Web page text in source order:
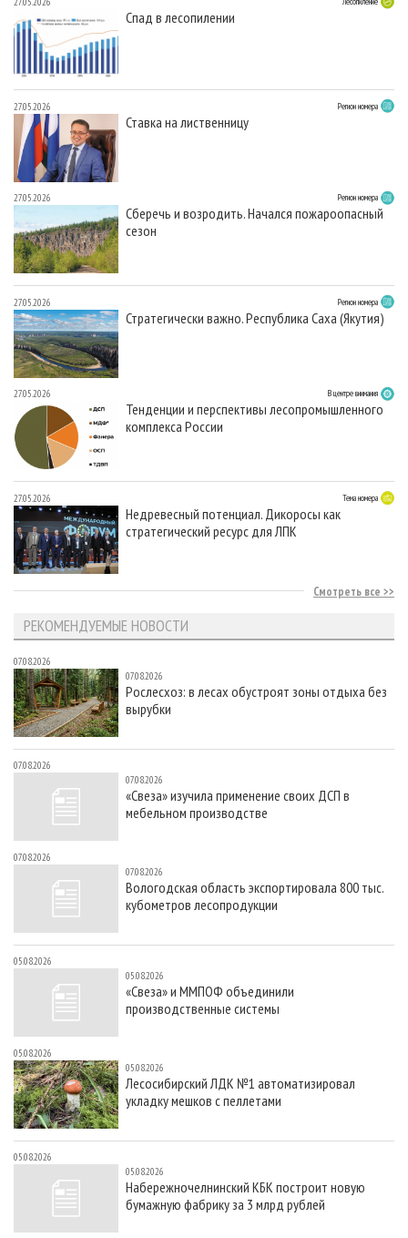
Спад в лесопилении
27.05.2026 Регион номера
Ставка на лиственницу
27.05.2026 Регион номера
Сберечь и возродить. Начался пожароопасный
сезон
27.05.2026 Регион номера
Стратегически важно. Республика Саха (Якутия)
27.05.2026 В центре внимания
Тенденции и перспективы лесопромышленного
комплекса России
27.05.2026 Тема номера
Недревесный потенциал. Дикоросы как
стратегический ресурс для ЛПК
Смотреть все
РЕКОМЕНДУЕМЫЕ НОВОСТИ
07.08.2026
07.08.2026
Рослесхоз: в лесах обустроят зоны отдыха без
вырубки
07.08.2026
07.08.2026
«Свеза» изучила применение своих ДСП в
мебельном производстве
07.08.2026
07.08.2026
Вологодская область экспортировала 800 тыс.
кубометров лесопродукции
05.08.2026
05.08.2026
«Свеза» и ММПОФ объединили
производственные системы
05.08.2026
05.08.2026
Лесосибирский ЛДК №1 автоматизировал
укладку мешков с пеллетами
05.08.2026
05.08.2026
Набережночелнинский КБК построит новую
бумажную фабрику за 3 млрд рублей